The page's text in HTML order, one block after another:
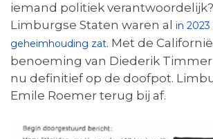
iemand politiek
Limburgse Staten waren al in 2023
geheimhouding zat. Met de
benoeming van Diederik Timmer
nu definitief op de doofpot.
Emile Roemer terug bij af.